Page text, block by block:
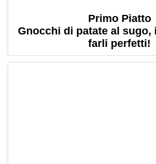
Primo Piatto
Gnocchi di patate al sugo,
farli perfetti!